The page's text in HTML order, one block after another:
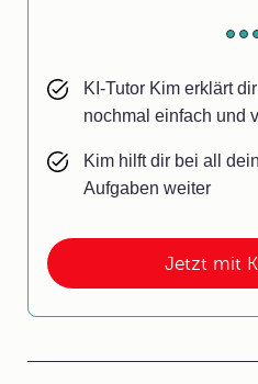
Jetzt mit
KI-Tutor Kim erklärt
nochmal einfach und
Kim hilft dir bei all
Aufgaben weiter